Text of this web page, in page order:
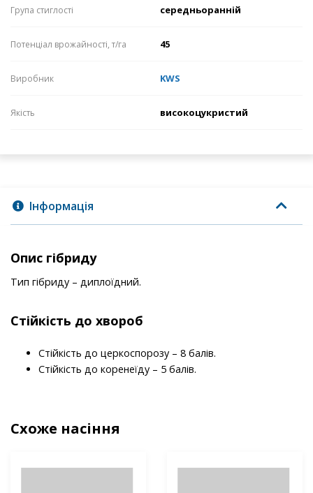
Група стиглості середньоранній
Потенціал врожайності, т/га 45
Виробник KWS
Якість високоцукристий
Інформація
Опис гібриду
Тип гібриду – диплоїдний.
Стійкість до хвороб
Стійкість до церкоспорозу – 8 балів.
Стійкість до коренеїду – 5 балів.
Схоже насіння